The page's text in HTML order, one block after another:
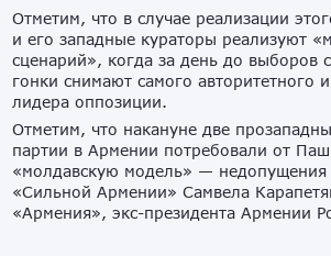
Отметим, что в случае реализации
и его западные кураторы реализуют
сценарий», когда за день до выборов
гонки снимают самого авторитетного
лидера оппозиции.
Отметим, что накануне две
партии в Армении потребовали от
«молдавскую модель» —
«Сильной Армении» Самвела
«Армения», экс-президента Армении